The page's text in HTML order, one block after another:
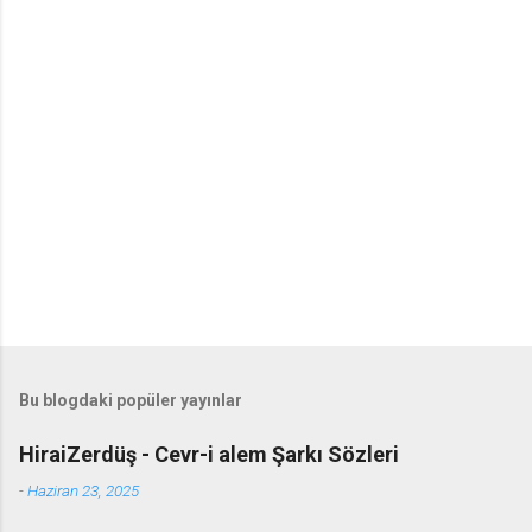
Bu blogdaki popüler yayınlar
HiraiZerdüş - Cevr-i alem Şarkı Sözleri
-Haziran 23, 2025